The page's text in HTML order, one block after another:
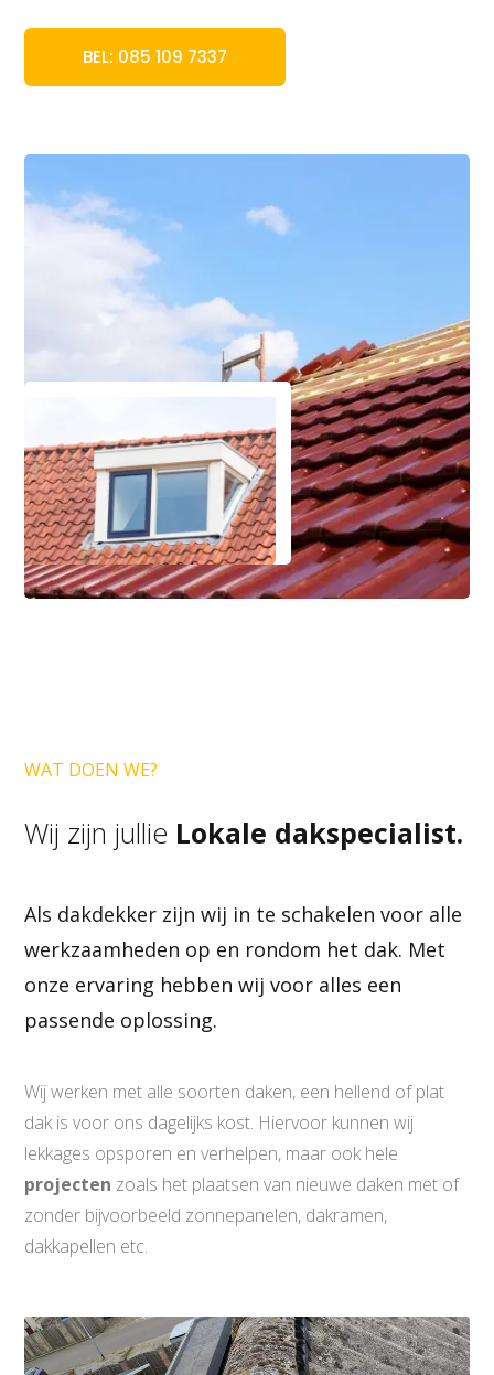
BEL: 085 109 7337
WAT DOEN WE?
Wij zijn jullie Lokale dakspecialist.
Als dakdekker zijn wij in te schakelen voor alle
werkzaamheden op en rondom het dak. Met
onze ervaring hebben wij voor alles een
passende oplossing.
Wij werken met alle soorten daken, een hellend of plat
dak is voor ons dagelijks kost. Hiervoor kunnen wij
lekkages opsporen en verhelpen, maar ook hele
projecten zoals het plaatsen van nieuwe daken met of
zonder bijvoorbeeld zonnepanelen, dakramen,
dakkapellen etc.